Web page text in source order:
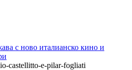
с ново италианско кино и
castellitto-e-pilar-fogliati